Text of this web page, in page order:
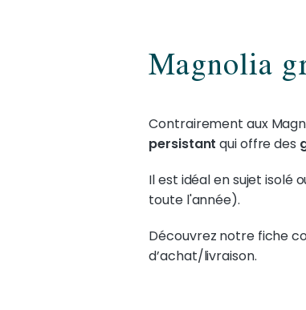
Magnolia
Contrairement aux
persistant qui offre des
Il est idéal en sujet isolé
toute l'année).
Découvrez notre fiche
d’achat/livraison.